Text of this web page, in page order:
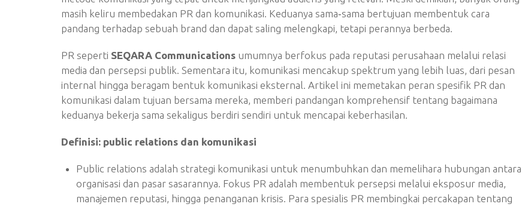
masih keliru membedakan PR dan komunikasi. Keduanya sama‑sama bertujuan membentuk cara
pandang terhadap sebuah brand dan dapat saling melengkapi, tetapi perannya berbeda.
PR seperti SEQARA Communications umumnya berfokus pada reputasi perusahaan melalui relasi
media dan persepsi publik. Sementara itu, komunikasi mencakup spektrum yang lebih luas, dari pesan
internal hingga beragam bentuk komunikasi eksternal. Artikel ini memetakan peran spesifik PR dan
komunikasi dalam tujuan bersama mereka, memberi pandangan komprehensif tentang bagaimana
keduanya bekerja sama sekaligus berdiri sendiri untuk mencapai keberhasilan.
Definisi: public relations dan komunikasi
Public relations adalah strategi komunikasi untuk menumbuhkan dan memelihara hubungan antara
organisasi dan pasar sasarannya. Fokus PR adalah membentuk persepsi melalui eksposur media,
manajemen reputasi, hingga penanganan krisis. Para spesialis PR membingkai percakapan tentang